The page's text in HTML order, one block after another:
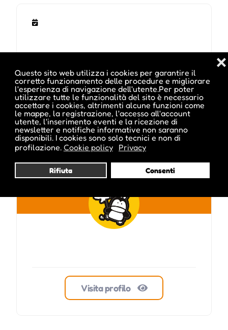
Questo sito web utilizza i cookies per garantire il
corretto funzionamento delle procedure e migliorare
l'esperienza di navigazione dell'utente.Per poter
utilizzare tutte le funzionalità del sito è necessario
accettare i cookies, altrimenti alcune funzioni come
le mappe, la registrazione, l'accesso all'account
utente, l'inserimento eventi e la ricezione di
newsletter e notifiche informative non saranno
disponibili. I cookies sono solo tecnici e non di
profilazione. Cookie policy Privacy
Rifiuta Consenti
❌
Pubblicato da :
martin_inside
Visita profilo